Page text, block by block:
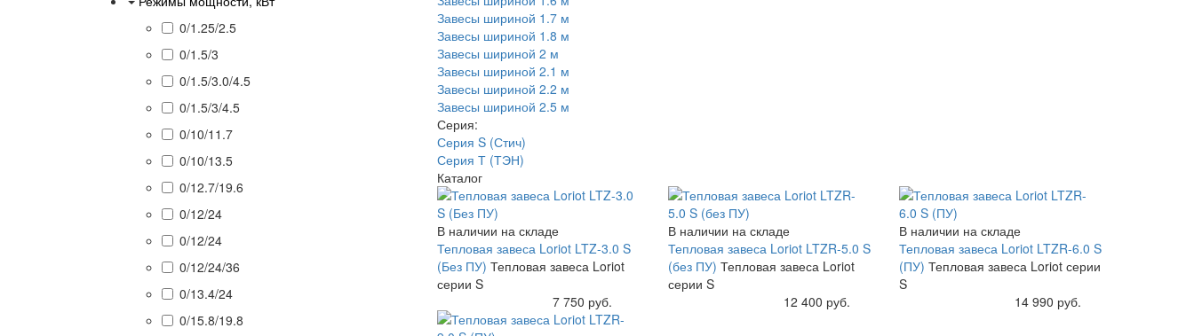
0/1.25/2.5
0/1.5/3
0/1.5/3.0/4.5
0/1.5/3/4.5
0/10/11.7
0/10/13.5
0/12.7/19.6
0/12/24
0/12/24
0/12/24/36
0/13.4/24
0/15.8/19.8
Завесы шириной 1.7 м
Завесы шириной 1.8 м
Завесы шириной 2 м
Завесы шириной 2.1 м
Завесы шириной 2.2 м
Завесы шириной 2.5 м
Серия:
Серия S (Стич)
Серия Т (ТЭН)
Каталог
В наличии на складе
Тепловая завеса Loriot LTZ-3.0 S
(Без ПУ) Тепловая завеса Loriot
серии S
7 750 руб.
В наличии на складе
Тепловая завеса Loriot LTZR-5.0 S
(без ПУ) Тепловая завеса Loriot
серии S
12 400 руб.
В наличии на складе
Тепловая завеса Loriot LTZR-6.0 S
(ПУ) Тепловая завеса Loriot серии
S
14 990 руб.